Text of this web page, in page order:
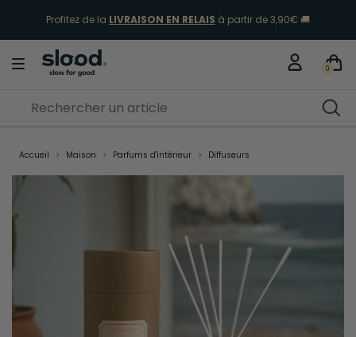
Profitez de la LIVRAISON EN RELAIS à partir de 3,90€ 🚚
Découvrir
0
Accueil Maison Parfums d'intérieur Diffuseurs